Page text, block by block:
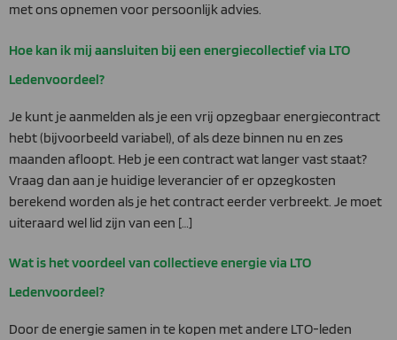
met ons opnemen voor persoonlijk advies.
Hoe kan ik mij aansluiten bij een energiecollectief via LTO
Ledenvoordeel?
Je kunt je aanmelden als je een vrij opzegbaar energiecontract
hebt (bijvoorbeeld variabel), of als deze binnen nu en zes
maanden afloopt. Heb je een contract wat langer vast staat?
Vraag dan aan je huidige leverancier of er opzegkosten
berekend worden als je het contract eerder verbreekt. Je moet
uiteraard wel lid zijn van een […]
Wat is het voordeel van collectieve energie via LTO
Ledenvoordeel?
Door de energie samen in te kopen met andere LTO-leden